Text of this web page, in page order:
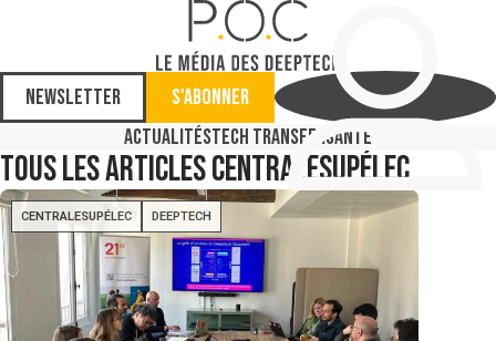
Newsletter
S'abonner
ActualitésTech TransferSanté
Tous les articlesCentraleSupélec
CENTRALESUPÉLEC DEEPTECH